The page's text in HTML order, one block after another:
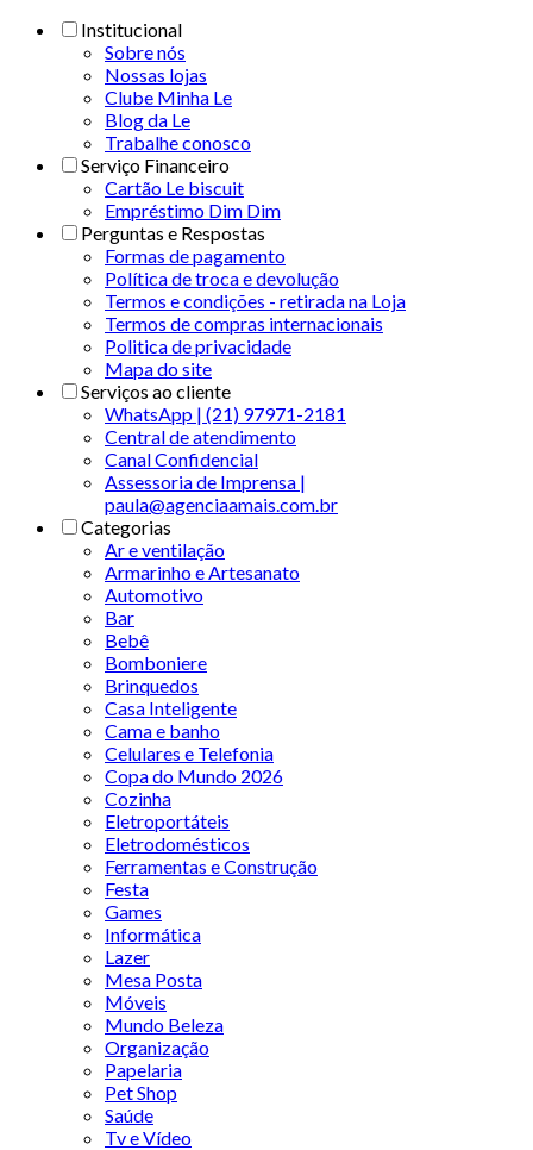
Institucional
Sobre nós
Nossas lojas
Clube Minha Le
Blog da Le
Trabalhe conosco
Serviço Financeiro
Cartão Le biscuit
Empréstimo Dim Dim
Perguntas e Respostas
Formas de pagamento
Política de troca e devolução
Termos e condições - retirada na Loja
Termos de compras internacionais
Politica de privacidade
Mapa do site
Serviços ao cliente
WhatsApp | (21) 97971-2181
Central de atendimento
Canal Confidencial
Assessoria de Imprensa |
paula@agenciaamais.com.br
Categorias
Ar e ventilação
Armarinho e Artesanato
Automotivo
Bar
Bebê
Bomboniere
Brinquedos
Casa Inteligente
Cama e banho
Celulares e Telefonia
Copa do Mundo 2026
Cozinha
Eletroportáteis
Eletrodomésticos
Ferramentas e Construção
Festa
Games
Informática
Lazer
Mesa Posta
Móveis
Mundo Beleza
Organização
Papelaria
Pet Shop
Saúde
Tv e Vídeo